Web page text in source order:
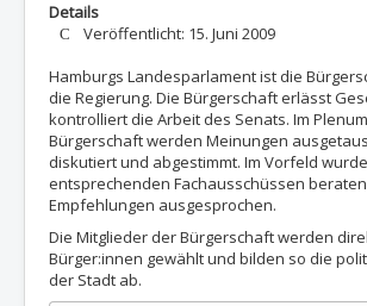
Details
Veröffentlicht: 15. Juni 2009
Hamburgs Landesparlament ist die
die Regierung. Die Bürgerschaft erlässt
kontrolliert die Arbeit des Senats. Im
Bürgerschaft werden Meinungen
diskutiert und abgestimmt. Im Vorfeld
entsprechenden Fachausschüssen
Empfehlungen ausgesprochen.
Die Mitglieder der Bürgerschaft werden
Bürger:innen gewählt und bilden so die
der Stadt ab.